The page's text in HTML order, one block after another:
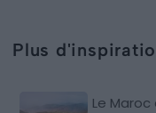
Plus
Le